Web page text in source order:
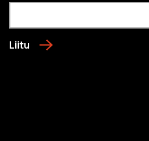
Liitu